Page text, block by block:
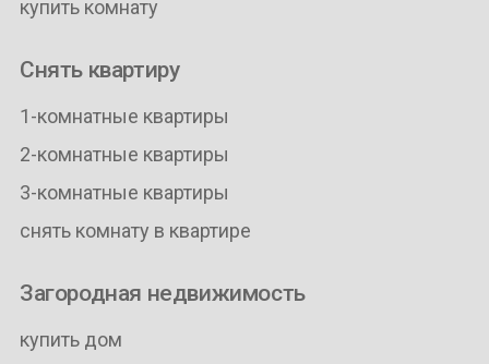
купить комнату
Снять квартиру
1-комнатные квартиры
2-комнатные квартиры
3-комнатные квартиры
снять комнату в квартире
Загородная недвижимость
купить дом